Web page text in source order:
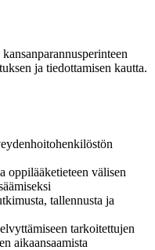
ja tiedottamisen kautta.
oppilääketieteen välisen
tallennusta ja
tarkoitettujen
aikaansaamista